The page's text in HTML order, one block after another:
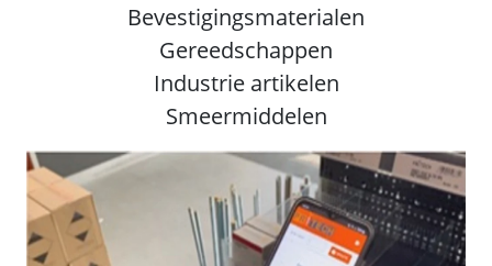
Bevestigingsmaterialen
Gereedschappen
Industrie artikelen
Smeermiddelen